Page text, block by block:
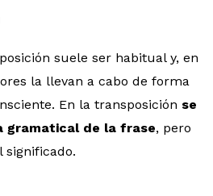
suele ser habitual y, en
la llevan a cabo de forma
En la transposición se
gramatical de la frase, pero
significado.